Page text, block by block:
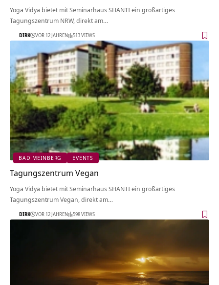
Yoga Vidya bietet mit Seminarhaus SHANTI ein großartiges
Tagungszentrum NRW, direkt am…
DIRK VOR 12 JAHREN 513 VIEWS
BAD MEINBERG EVENTS
Tagungszentrum Vegan
Yoga Vidya bietet mit Seminarhaus SHANTI ein großartiges
Tagungszentrum Vegan, direkt am…
DIRK VOR 12 JAHREN 598 VIEWS